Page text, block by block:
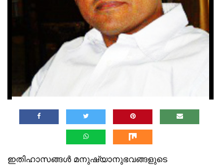
ഇതിഹാസങ്ങൾ മനുഷ്യാനുഭവങ്ങളുടെ